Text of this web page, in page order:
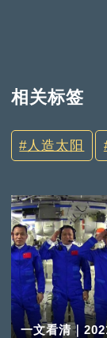
相关标签
人造太阳
一文看清｜